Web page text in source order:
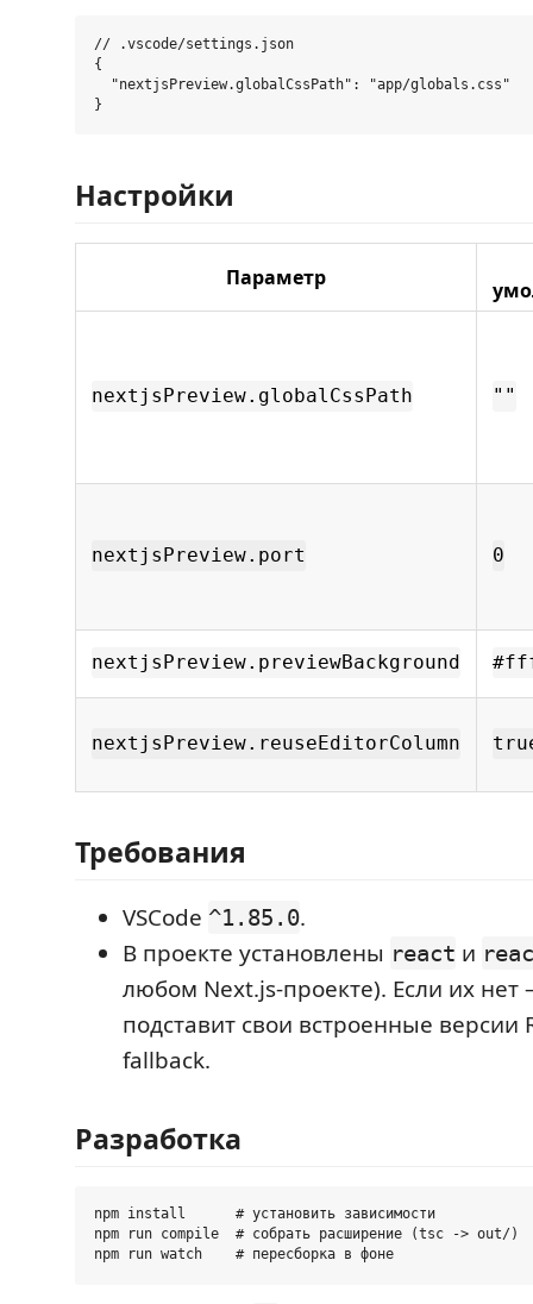
// .vscode/settings.json
{
  "nextjsPreview.globalCssPath": "app/globals.css"
Настройки
Параметр
nextjsPreview.globalCssPath ""
nextjsPreview.port 0
nextjsPreview.previewBackground
nextjsPreview.reuseEditorColumn
Требования
VSCode ^1.85.0.
В проекте установлены react и
любом Next.js-проекте). Если их
подставит свои встроенные версии
fallback.
Разработка
npm install      # установить зависимости
npm run compile  # собрать расширение (tsc -> out/)